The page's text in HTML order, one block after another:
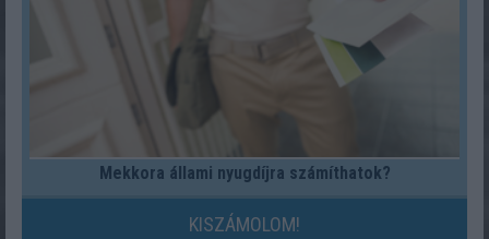
Mekkora állami nyugdíjra számíthatok?
KISZÁMOLOM!